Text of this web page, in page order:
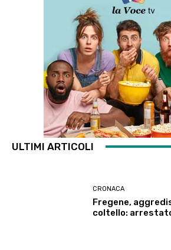
ULTIMI ARTICOLI
CRONACA
Fregene,
coltello: